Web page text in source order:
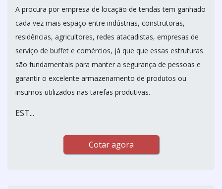
A procura por empresa de locação de tendas tem ganhado
cada vez mais espaço entre indústrias, construtoras,
residências, agricultores, redes atacadistas, empresas de
serviço de buffet e comércios, já que que essas estruturas
são fundamentais para manter a segurança de pessoas e
garantir o excelente armazenamento de produtos ou
insumos utilizados nas tarefas produtivas.
EST...
Cotar agora